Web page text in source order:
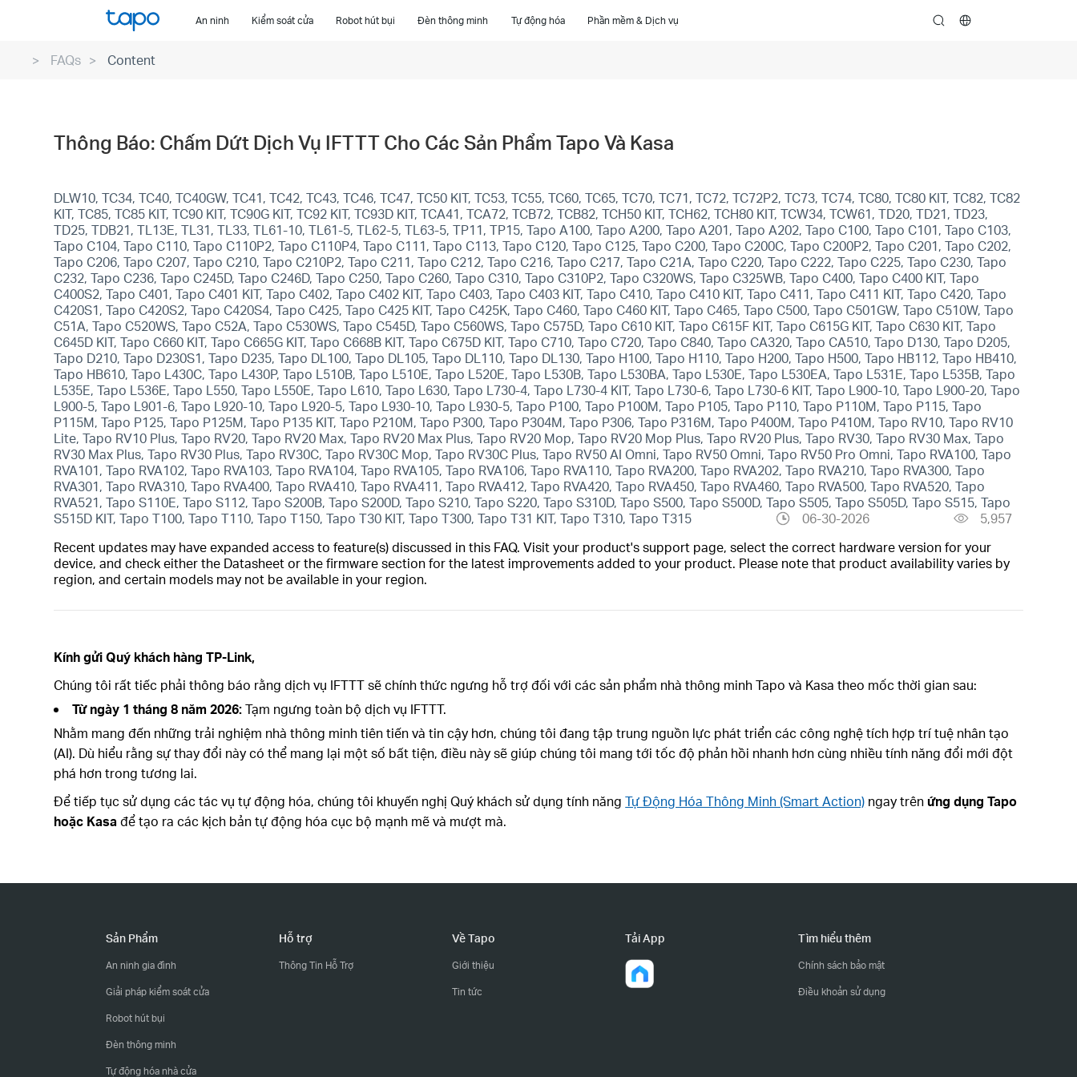
An ninh Kiểm soát cửa Robot hút bụi Đèn thông minh Tự động hóa Phần mềm & Dịch vụ search
FAQs Content
Thông Báo: Chấm Dứt Dịch Vụ IFTTT Cho Các Sản Phẩm Tapo Và Kasa
DLW10, TC34, TC40, TC40GW, TC41, TC42, TC43, TC46, TC47, TC50 KIT, TC53, TC55, TC60, TC65, TC70, TC71, TC72, TC72P2, TC73, TC74, TC80, TC80 KIT, TC82, TC82
KIT, TC85, TC85 KIT, TC90 KIT, TC90G KIT, TC92 KIT, TC93D KIT, TCA41, TCA72, TCB72, TCB82, TCH50 KIT, TCH62, TCH80 KIT, TCW34, TCW61, TD20, TD21, TD23,
TD25, TDB21, TL13E, TL31, TL33, TL61-10, TL61-5, TL62-5, TL63-5, TP11, TP15, Tapo A100, Tapo A200, Tapo A201, Tapo A202, Tapo C100, Tapo C101, Tapo C103,
Tapo C104, Tapo C110, Tapo C110P2, Tapo C110P4, Tapo C111, Tapo C113, Tapo C120, Tapo C125, Tapo C200, Tapo C200C, Tapo C200P2, Tapo C201, Tapo C202,
Tapo C206, Tapo C207, Tapo C210, Tapo C210P2, Tapo C211, Tapo C212, Tapo C216, Tapo C217, Tapo C21A, Tapo C220, Tapo C222, Tapo C225, Tapo C230, Tapo
C232, Tapo C236, Tapo C245D, Tapo C246D, Tapo C250, Tapo C260, Tapo C310, Tapo C310P2, Tapo C320WS, Tapo C325WB, Tapo C400, Tapo C400 KIT, Tapo
C400S2, Tapo C401, Tapo C401 KIT, Tapo C402, Tapo C402 KIT, Tapo C403, Tapo C403 KIT, Tapo C410, Tapo C410 KIT, Tapo C411, Tapo C411 KIT, Tapo C420, Tapo
C420S1, Tapo C420S2, Tapo C420S4, Tapo C425, Tapo C425 KIT, Tapo C425K, Tapo C460, Tapo C460 KIT, Tapo C465, Tapo C500, Tapo C501GW, Tapo C510W, Tapo
C51A, Tapo C520WS, Tapo C52A, Tapo C530WS, Tapo C545D, Tapo C560WS, Tapo C575D, Tapo C610 KIT, Tapo C615F KIT, Tapo C615G KIT, Tapo C630 KIT, Tapo
C645D KIT, Tapo C660 KIT, Tapo C665G KIT, Tapo C668B KIT, Tapo C675D KIT, Tapo C710, Tapo C720, Tapo C840, Tapo CA320, Tapo CA510, Tapo D130, Tapo D205,
Tapo D210, Tapo D230S1, Tapo D235, Tapo DL100, Tapo DL105, Tapo DL110, Tapo DL130, Tapo H100, Tapo H110, Tapo H200, Tapo H500, Tapo HB112, Tapo HB410,
Tapo HB610, Tapo L430C, Tapo L430P, Tapo L510B, Tapo L510E, Tapo L520E, Tapo L530B, Tapo L530BA, Tapo L530E, Tapo L530EA, Tapo L531E, Tapo L535B, Tapo
L535E, Tapo L536E, Tapo L550, Tapo L550E, Tapo L610, Tapo L630, Tapo L730-4, Tapo L730-4 KIT, Tapo L730-6, Tapo L730-6 KIT, Tapo L900-10, Tapo L900-20, Tapo
L900-5, Tapo L901-6, Tapo L920-10, Tapo L920-5, Tapo L930-10, Tapo L930-5, Tapo P100, Tapo P100M, Tapo P105, Tapo P110, Tapo P110M, Tapo P115, Tapo
P115M, Tapo P125, Tapo P125M, Tapo P135 KIT, Tapo P210M, Tapo P300, Tapo P304M, Tapo P306, Tapo P316M, Tapo P400M, Tapo P410M, Tapo RV10, Tapo RV10
Lite, Tapo RV10 Plus, Tapo RV20, Tapo RV20 Max, Tapo RV20 Max Plus, Tapo RV20 Mop, Tapo RV20 Mop Plus, Tapo RV20 Plus, Tapo RV30, Tapo RV30 Max, Tapo
RV30 Max Plus, Tapo RV30 Plus, Tapo RV30C, Tapo RV30C Mop, Tapo RV30C Plus, Tapo RV50 AI Omni, Tapo RV50 Omni, Tapo RV50 Pro Omni, Tapo RVA100, Tapo
RVA101, Tapo RVA102, Tapo RVA103, Tapo RVA104, Tapo RVA105, Tapo RVA106, Tapo RVA110, Tapo RVA200, Tapo RVA202, Tapo RVA210, Tapo RVA300, Tapo
RVA301, Tapo RVA310, Tapo RVA400, Tapo RVA410, Tapo RVA411, Tapo RVA412, Tapo RVA420, Tapo RVA450, Tapo RVA460, Tapo RVA500, Tapo RVA520, Tapo
RVA521, Tapo S110E, Tapo S112, Tapo S200B, Tapo S200D, Tapo S210, Tapo S220, Tapo S310D, Tapo S500, Tapo S500D, Tapo S505, Tapo S505D, Tapo S515, Tapo
S515D KIT, Tapo T100, Tapo T110, Tapo T150, Tapo T30 KIT, Tapo T300, Tapo T31 KIT, Tapo T310, Tapo T315
06-30-2026
5,957
Recent updates may have expanded access to feature(s) discussed in this FAQ. Visit your product's support page, select the correct hardware version for your
device, and check either the Datasheet or the firmware section for the latest improvements added to your product. Please note that product availability varies by
region, and certain models may not be available in your region.
Kính gửi Quý khách hàng TP-Link,
Chúng tôi rất tiếc phải thông báo rằng dịch vụ IFTTT sẽ chính thức ngưng hỗ trợ đối với các sản phẩm nhà thông minh Tapo và Kasa theo mốc thời gian sau:
Từ ngày 1 tháng 8 năm 2026:Tạm ngưng toàn bộ dịch vụ IFTTT.
Nhằm mang đến những trải nghiệm nhà thông minh tiên tiến và tin cậy hơn, chúng tôi đang tập trung nguồn lực phát triển các công nghệ tích hợp trí tuệ nhân tạo
(AI). Dù hiểu rằng sự thay đổi này có thể mang lại một số bất tiện, điều này sẽ giúp chúng tôi mang tới tốc độ phản hồi nhanh hơn cùng nhiều tính năng đổi mới đột
phá hơn trong tương lai.
Để tiếp tục sử dụng các tác vụ tự động hóa, chúng tôi khuyến nghị Quý khách sử dụng tính năngTự Động Hóa Thông Minh (Smart Action) ngay trênứng dụng Tapo
hoặc Kasa để tạo ra các kịch bản tự động hóa cục bộ mạnh mẽ và mượt mà.
Sản Phẩm
An ninh gia đình
Giải pháp kiểm soát cửa
Robot hút bụi
Đèn thông minh
Tự động hóa nhà cửa
Hỗ trợ
Thông Tin Hỗ Trợ
Về Tapo
Giới thiệu
Tin tức
Tải App Tìm hiểu thêm
Chính sách bảo mật
Điều khoản sử dụng